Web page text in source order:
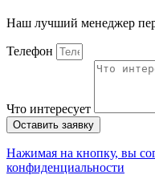
Наш лучший менеджер
Телефон
Что интересует
Оставить заявку
Нажимая на кнопку, вы
конфиденциальности